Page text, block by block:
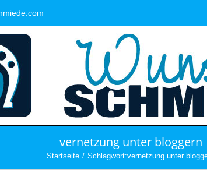
vernetzung unter bloggern
Startseite Schlagwort:vernetzung unter